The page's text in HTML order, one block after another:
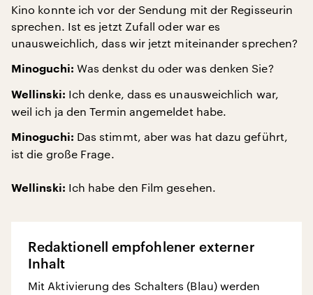
Kino konnte ich vor der Sendung mit der Regisseurin
sprechen. Ist es jetzt Zufall oder war es
unausweichlich, dass wir jetzt miteinander sprechen?
Minoguchi: Was denkst du oder was denken Sie?
Wellinski: Ich denke, dass es unausweichlich war,
weil ich ja den Termin angemeldet habe.
Minoguchi: Das stimmt, aber was hat dazu geführt,
ist die große Frage.
Wellinski: Ich habe den Film gesehen.
Redaktionell empfohlener externer
Inhalt
Mit Aktivierung des Schalters (Blau) werden